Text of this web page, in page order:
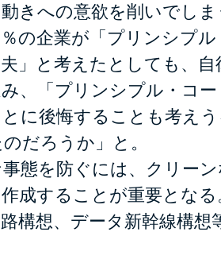
きへの意欲を削いでし
の企業が「プリンシプ
」と考えたとしても、
、「プリンシプル・コ
に後悔することも考え
だろうか」と。
態を防ぐには、クリー
成することが重要とな
構想、データ新幹線構